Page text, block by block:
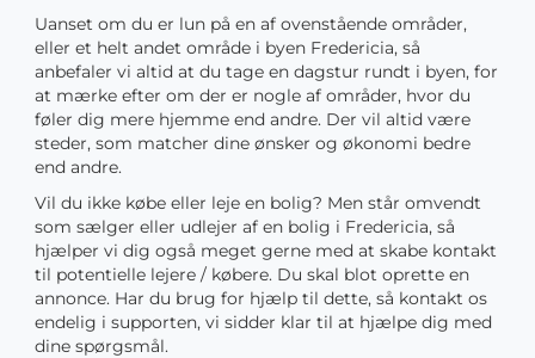
Uanset om du er lun på en af ovenstående områder,
eller et helt andet område i byen Fredericia, så
anbefaler vi altid at du tage en dagstur rundt i byen, for
at mærke efter om der er nogle af områder, hvor du
føler dig mere hjemme end andre. Der vil altid være
steder, som matcher dine ønsker og økonomi bedre
end andre.
Vil du ikke købe eller leje en bolig? Men står omvendt
som sælger eller udlejer af en bolig i Fredericia, så
hjælper vi dig også meget gerne med at skabe kontakt
til potentielle lejere / købere. Du skal blot oprette en
annonce. Har du brug for hjælp til dette, så kontakt os
endelig i supporten, vi sidder klar til at hjælpe dig med
dine spørgsmål.